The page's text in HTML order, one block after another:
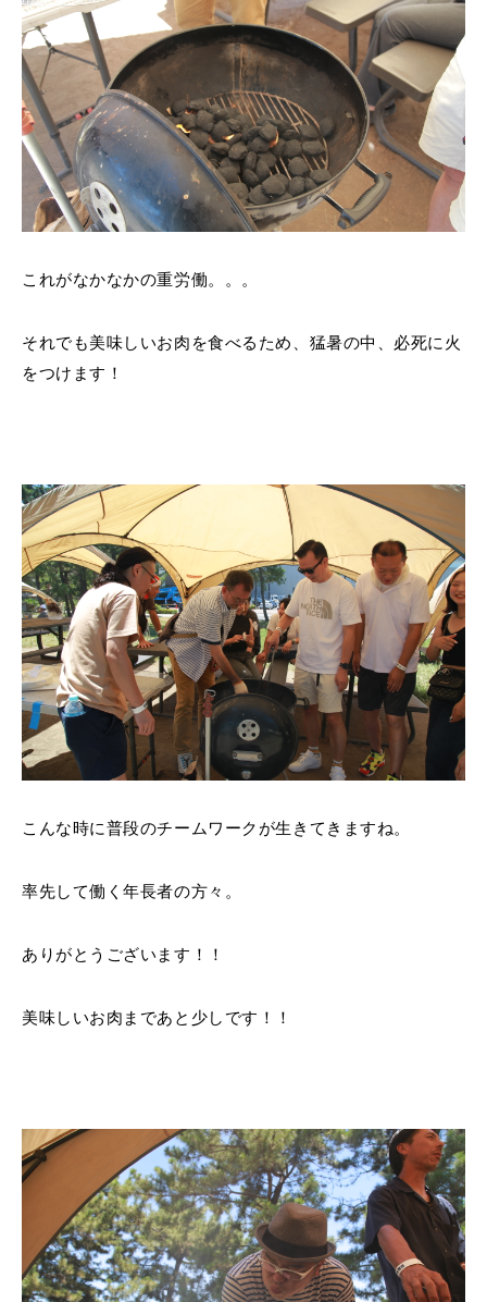
これがなかなかの重労働。。。
それでも美味しいお肉を食べるため、猛暑の中、必死に火
をつけます！
こんな時に普段のチームワークが生きてきますね。
率先して働く年長者の方々。
ありがとうございます！！
美味しいお肉まであと少しです！！